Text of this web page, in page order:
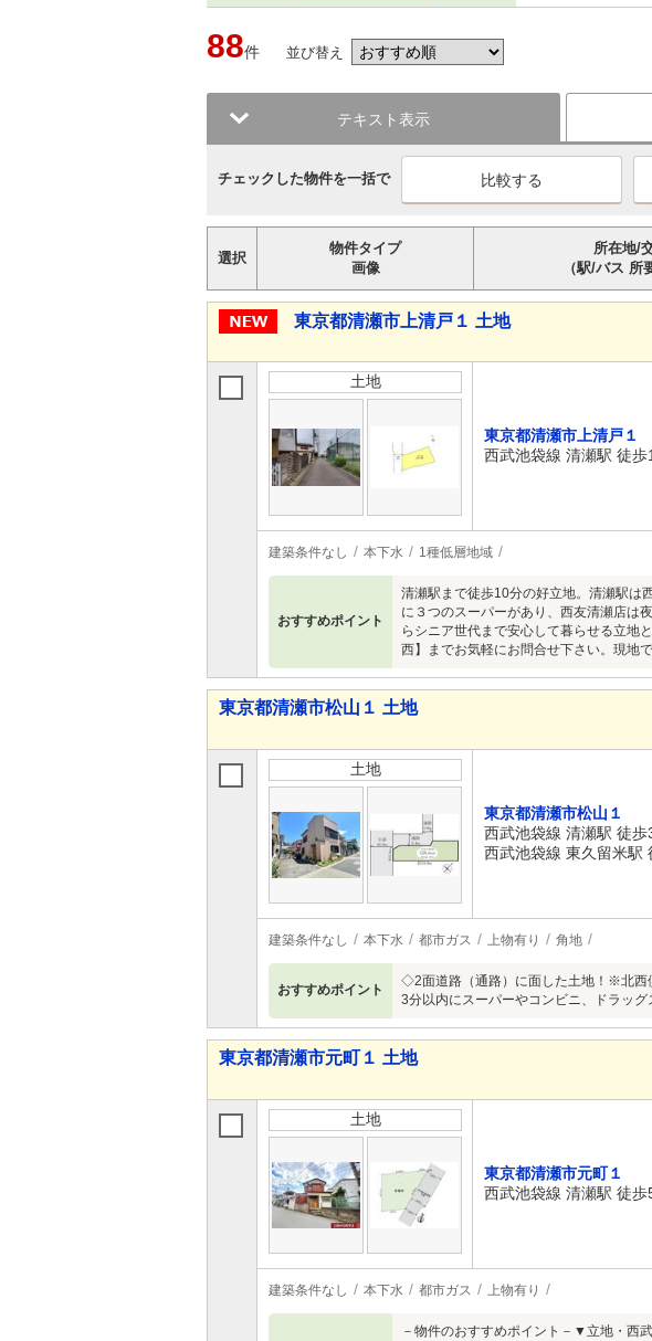
88件 並び替え
テキスト表示
チェックした物件を一括で
選択
物件タイプ
画像
所在地/
（駅/バス 所
東京都清瀬市上清戸１ 土地
土地
東京都清瀬市上清戸１
西武池袋線 清瀬駅 徒歩
建築条件なし 本下水 1種低層地域
おすすめポイント
清瀬駅まで徒歩10分の好立地。清瀬駅は
に３つのスーパーがあり、西友清瀬店は
らシニア世代まで安心して暮らせる立地
西】までお気軽にお問合せ下さい。現地
東京都清瀬市松山１ 土地
土地
東京都清瀬市松山１
西武池袋線 清瀬駅 徒歩
西武池袋線 東久留米駅
建築条件なし 本下水 都市ガス 上物有り 角地
おすすめポイント
◇2面道路（通路）に面した土地！※北西
3分以内にスーパーやコンビニ、ドラッ
東京都清瀬市元町１ 土地
土地
東京都清瀬市元町１
西武池袋線 清瀬駅 徒歩
建築条件なし 本下水 都市ガス 上物有り
－物件のおすすめポイント－▼立地・西